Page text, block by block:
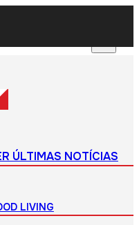
ÚLTIMAS NOTÍCIAS
LIVING